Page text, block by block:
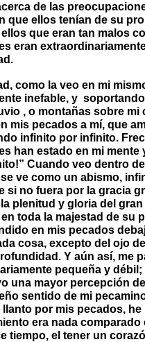
de las
que ellos tenían de su
que eran tan malos
eran
como la veo en mi
inefable, y
, o montañas sobre mi
mis pecados a mí, que
infinito por infinito.
han estado en mi
Cuando veo dentro
ve como un abismo,
si no fuera por la gracia
plenitud y gloria del
toda la majestad de su
en mis pecados
cosa, excepto del ojo
Y aún así, me
pequeña y
una mayor percepción
sentido de mi
llanto por mis pecados,
era nada
tiempo, el tener un